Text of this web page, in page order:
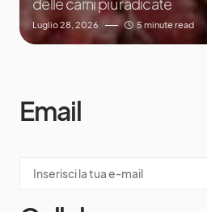
Luglio 28, 2026 5 minute read
Email